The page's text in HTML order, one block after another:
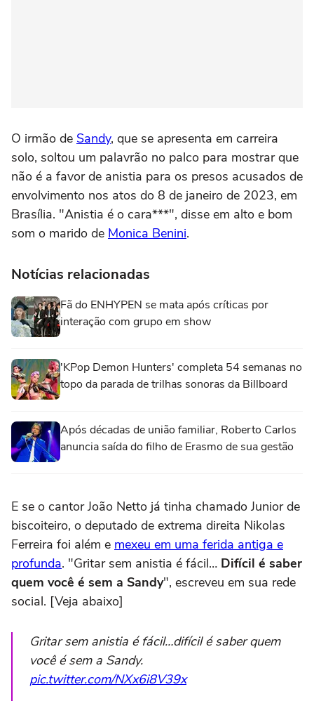
O irmão de Sandy, que se apresenta em carreira
solo, soltou um palavrão no palco para mostrar que
não é a favor de anistia para os presos acusados de
envolvimento nos atos do 8 de janeiro de 2023, em
Brasília. "Anistia é o cara***", disse em alto e bom
som o marido de Monica Benini.
Notícias relacionadas
Fã do ENHYPEN se mata após críticas por
interação com grupo em show
'KPop Demon Hunters' completa 54 semanas no
topo da parada de trilhas sonoras da Billboard
Após décadas de união familiar, Roberto Carlos
anuncia saída do filho de Erasmo de sua gestão
E se o cantor João Netto já tinha chamado Junior de
biscoiteiro, o deputado de extrema direita Nikolas
Ferreira foi além e mexeu em uma ferida antiga e
profunda. "Gritar sem anistia é fácil… Difícil é saber
quem você é sem a Sandy", escreveu em sua rede
social. [Veja abaixo]
Gritar sem anistia é fácil…difícil é saber quem
você é sem a Sandy.
pic.twitter.com/NXx6i8V39x